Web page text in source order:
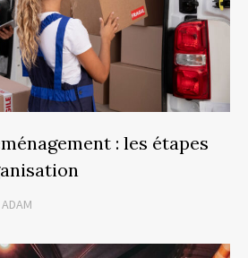
: les étapes
ADAM